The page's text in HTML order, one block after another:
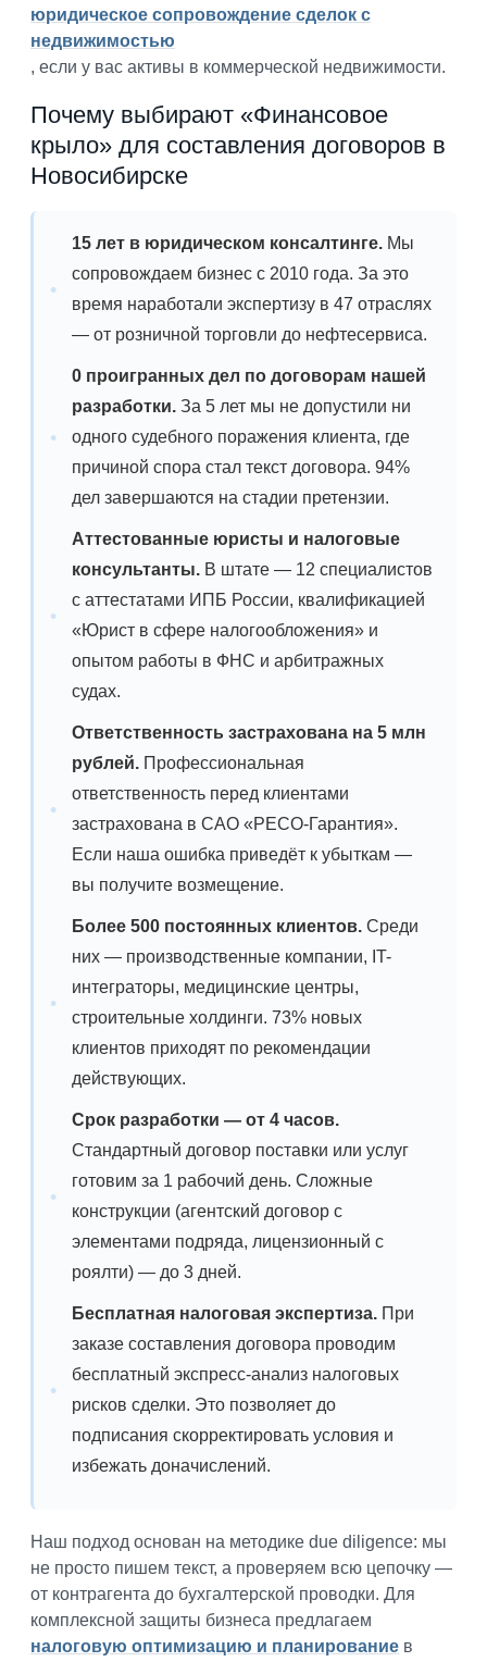
юридическое сопровождение сделок с
недвижимостью
, если у вас активы в коммерческой недвижимости.
Почему выбирают «Финансовое
крыло» для составления договоров в
Новосибирске
15 лет в юридическом консалтинге. Мы
сопровождаем бизнес с 2010 года. За это
время наработали экспертизу в 47 отраслях
— от розничной торговли до нефтесервиса.
0 проигранных дел по договорам нашей
разработки. За 5 лет мы не допустили ни
одного судебного поражения клиента, где
причиной спора стал текст договора. 94%
дел завершаются на стадии претензии.
Аттестованные юристы и налоговые
консультанты. В штате — 12 специалистов
с аттестатами ИПБ России, квалификацией
«Юрист в сфере налогообложения» и
опытом работы в ФНС и арбитражных
судах.
Ответственность застрахована на 5 млн
рублей. Профессиональная
ответственность перед клиентами
застрахована в САО «РЕСО-Гарантия».
Если наша ошибка приведёт к убыткам —
вы получите возмещение.
Более 500 постоянных клиентов. Среди
них — производственные компании, IT-
интеграторы, медицинские центры,
строительные холдинги. 73% новых
клиентов приходят по рекомендации
действующих.
Срок разработки — от 4 часов.
Стандартный договор поставки или услуг
готовим за 1 рабочий день. Сложные
конструкции (агентский договор с
элементами подряда, лицензионный с
роялти) — до 3 дней.
Бесплатная налоговая экспертиза. При
заказе составления договора проводим
бесплатный экспресс-анализ налоговых
рисков сделки. Это позволяет до
подписания скорректировать условия и
избежать доначислений.
Наш подход основан на методике due diligence: мы
не просто пишем текст, а проверяем всю цепочку —
от контрагента до бухгалтерской проводки. Для
комплексной защиты бизнеса предлагаем
налоговую оптимизацию и планирование в